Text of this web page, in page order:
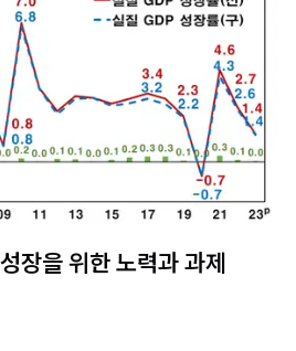
장을 위한 노력과 과제